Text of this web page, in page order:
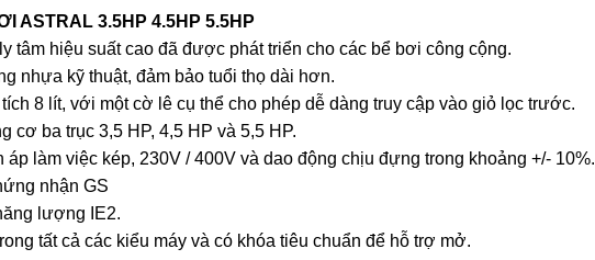
ASTRAL 3.5HP 4.5HP 5.5HP
tâm hiệu suất cao đã được phát triển cho các bể bơi công cộng.
nhựa kỹ thuật, đảm bảo tuổi thọ dài hơn.
8 lít, với một cờ lê cụ thể cho phép dễ dàng truy cập vào giỏ lọc trước.
cơ ba trục 3,5 HP, 4,5 HP và 5,5 HP.
làm việc kép, 230V / 400V và dao động chịu đựng trong khoảng +/- 10%.
nhận GS
lượng IE2.
tất cả các kiểu máy và có khóa tiêu chuẩn để hỗ trợ mở.